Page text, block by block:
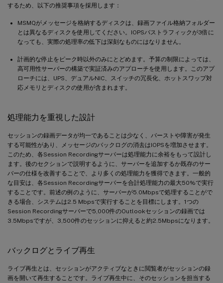
するため、以下の推奨事項を採用します：
MSMQがメッセージを格納するディスクは、録画ファイル格納フォルダー
とは異なるディスクを使用してください。IOPSバストラフィックが3倍に
なっても、実際の処理率の低下は深刻なものにはなりません。
計画的な停止をピーク時以外のみにとどめます。予算の制限によっては、
高可用性サーバーの構築で実証済みのアプローチを使用します。このアプ
ローチには、UPS、デュアルNIC、スイッチの冗長化、ホットスワップ対
応メモリとディスクの使用が含まれます。
処理能力を重視した設計
セッションの録画データが均一であることは少なく、バーストや障害が発生
する可能性があり、メッセージのバックログの消去はIOPSを増加させます。
このため、各Session Recordingサーバーは処理能力に余裕をもって設計し
ます。後のセクションで説明するように、サーバーを追加するか既存のサー
バーの仕様を改善することで、より多くの処理能力を獲得できます。一般的
な目安は、各Session Recordingサーバーを合計処理能力の最大50%で実行
することです。前述の例のように、サーバーが5.0Mbpsで処理することがで
きる場合、システムは2.5 Mbpsで実行することを目標にします。1つの
Session Recordingサーバーで5,000件のOutlookセッションの録画では
3.5Mbpsですが、3,500件のセッションに抑えると約2.5Mbpsになります。
バックログとライブ再生
ライブ再生とは、セッションがアクティブなときに閲覧者がセッションの録
画を開いて再生することです。ライブ再生中に、そのセッションを担当する